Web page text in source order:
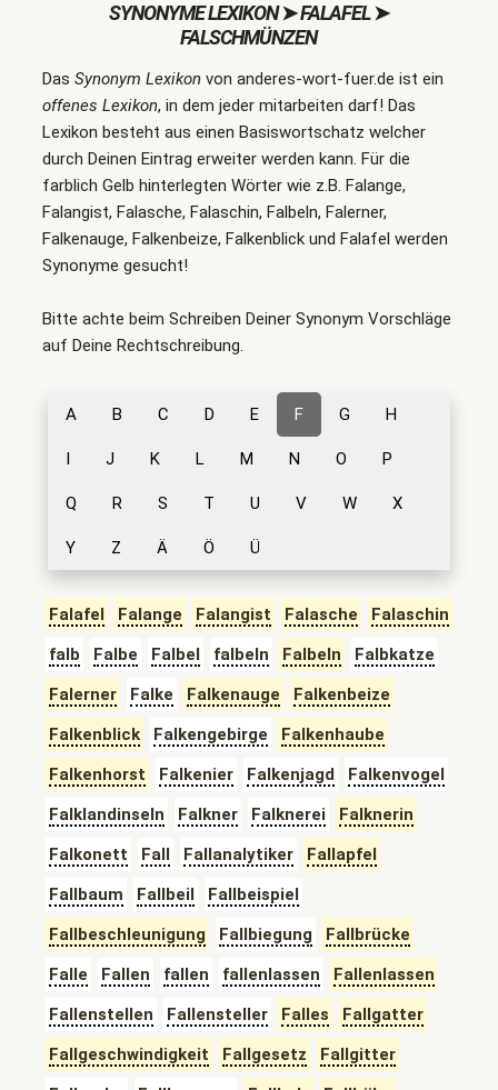
SYNONYME LEXIKON➤FALAFEL➤
FALSCHMÜNZEN
Das Synonym Lexikonvon anderes-wort-fuer.de ist ein
offenes Lexikon, in dem jeder mitarbeiten darf! Das
Lexikon besteht aus einen Basiswortschatz welcher
durch Deinen Eintrag erweiter werden kann. Für die
farblich Gelb hinterlegten Wörter wie z.B. Falange,
Falangist, Falasche, Falaschin, Falbeln, Falerner,
Falkenauge, Falkenbeize, Falkenblick und Falafel werden
Synonyme gesucht!
Bitte achte beim Schreiben Deiner Synonym Vorschläge
auf Deine Rechtschreibung.
A B C D E F G H
I J K L M N O P
Q R S T U V W X
Y Z Ä Ö Ü
Falafel Falange Falangist Falasche
Falaschin
falb
Falbe Falbel falbeln Falbeln
Falbkatze
Falerner
Falke Falkenauge
Falkenbeize
Falkenblick
Falkengebirge
Falkenhaube
Falkenhorst
Falkenier Falkenjagd
Falkenvogel
Falklandinseln
Falkner Falknerei
Falknerin
Falkonett
Fall Fallanalytiker
Fallapfel
Fallbaum
Fallbeil
Fallbeispiel
Fallbeschleunigung
Fallbiegung
Fallbrücke
Falle
Fallen fallen fallenlassen
Fallenlassen
Fallenstellen
Fallensteller Falles
Fallgatter
Fallgeschwindigkeit
Fallgesetz
Fallgitter